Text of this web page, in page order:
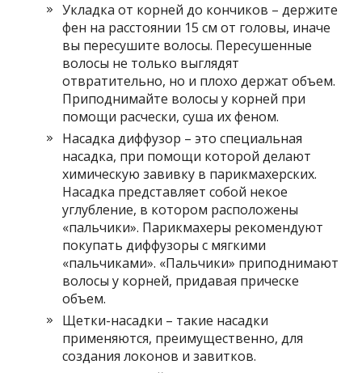
Укладка от корней до кончиков – держите
фен на расстоянии 15 см от головы, иначе
вы пересушите волосы. Пересушенные
волосы не только выглядят
отвратительно, но и плохо держат объем.
Приподнимайте волосы у корней при
помощи расчески, суша их феном.
Насадка диффузор – это специальная
насадка, при помощи которой делают
химическую завивку в парикмахерских.
Насадка представляет собой некое
углубление, в котором расположены
«пальчики». Парикмахеры рекомендуют
покупать диффузоры с мягкими
«пальчиками». «Пальчики» приподнимают
волосы у корней, придавая прическе
объем.
Щетки-насадки – такие насадки
применяются, преимущественно, для
создания локонов и завитков.